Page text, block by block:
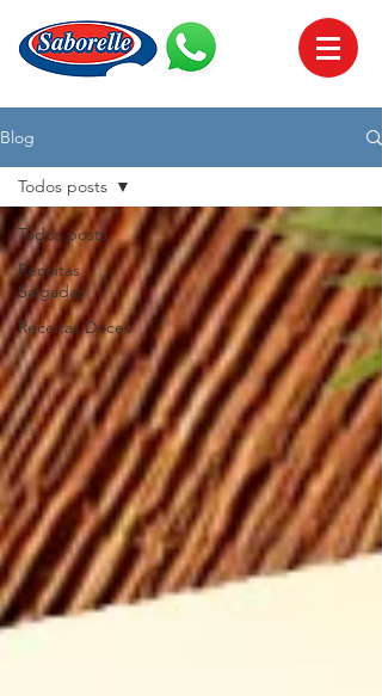
Blog
Todos posts
Receitas
Salgadas
Receitas Doces
Todos posts